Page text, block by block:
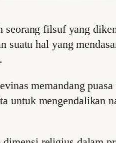
seorang filsuf yang
suatu hal yang
memandang
untuk mengendalikan